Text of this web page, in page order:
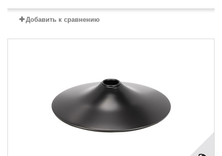
Добавить к сравнению